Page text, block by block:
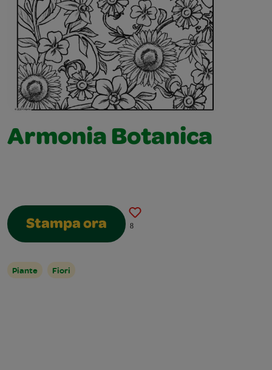
Armonia Botanica
Stampa ora 8
Piante Fiori